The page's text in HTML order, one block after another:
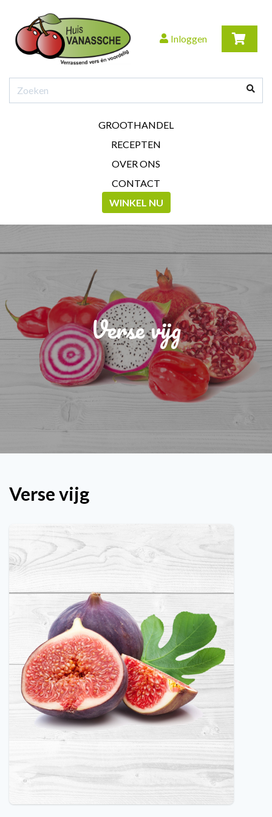
Inloggen
GROOTHANDEL
RECEPTEN
OVER ONS
CONTACT
WINKEL NU
Verse vijg
Verse vijg